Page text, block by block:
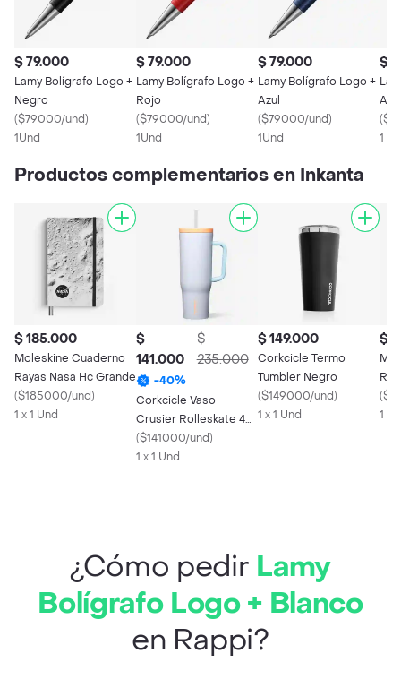
$ 79.000
Lamy Bolígrafo Logo +
Negro
($79000/und)
1Und
$ 79.000
Lamy Bolígrafo Logo +
Rojo
($79000/und)
1Und
$ 79.000
Lamy Bolígrafo Logo +
Azul
($79000/und)
1Und
$
(
1
Productos complementarios en Inkanta
$ 185.000
Moleskine Cuaderno
Rayas Nasa Hc Grande
($185000/und)
1 x 1 Und
$
141.000
$
235.000
-40%
Corkcicle Vaso
Crusier Rolleskate 40
Oz
($141000/und)
1 x 1 Und
$ 149.000
Corkcicle Termo
Tumbler Negro
($149000/und)
1 x 1 Und
$
(
1 x
¿Cómo pedir Lamy
Bolígrafo Logo + Blanco
en Rappi?